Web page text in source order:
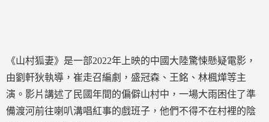
《山村狐妻》是一部2022年上映的中國大陸驚悚懸疑電影，
由劉軒狄執導，崔走召編劇，盛冠森、王銘、林楓燁等主
演。影片講述了民國年間的偏僻山村中，一場大雨困住了準
備渡河前往喇叭溝唱紅事的戲班子，他們不得不在村裡的陰